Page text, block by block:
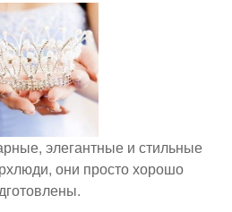
элегантные и стильные
они просто хорошо